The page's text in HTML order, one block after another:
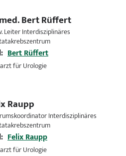
Bert Rüffert
Leiter Interdisziplinäres
Bert Rüffert
für Urologie
Raupp
Interdisziplinäres
Felix Raupp
für Urologie